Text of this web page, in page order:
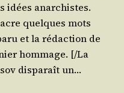
idées anar­chistes.
quelques mots
et la rédac­tion de
hommage. [/​La
dis­pa­raît un…